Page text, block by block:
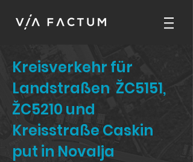
Kreisverkehr für
Landstraßen ŽC5151,
ŽC5210 und
Kreisstraße Caskin
put in Novalja